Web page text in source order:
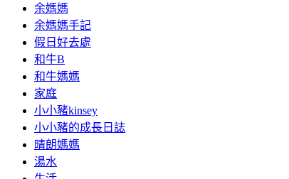
余媽媽
余媽媽手記
假日好去處
和牛B
和牛媽媽
家庭
小小豬kinsey
小小豬的成長日誌
晴朗媽媽
湯水